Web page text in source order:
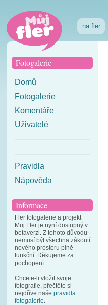
na fler
Fotogalerie
Domů
Fotogalerie
Komentáře
Uživatelé
Pravidla
Nápověda
Informace
Fler fotogalerie a projekt
Můj Fler je nyní dostupný v
betaverzi. Z tohoto důvodu
nemusí být všechna zákoutí
nového prostoru plně
funkční. Děkujeme za
pochopení.
Chcete-li vložit svoje
fotografie, přečtěte si
nejdříve naše pravidla
fotogalerie.